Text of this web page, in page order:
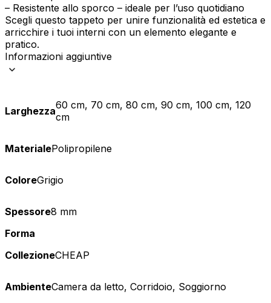
– Resistente allo sporco – ideale per l’uso quotidiano
Scegli questo tappeto per unire funzionalità ed estetica e
arricchire i tuoi interni con un elemento elegante e
pratico.
Informazioni aggiuntive
Larghezza60 cm, 70 cm, 80 cm, 90 cm, 100 cm, 120
cm
MaterialePolipropilene
ColoreGrigio
Spessore8 mm
Forma
CollezioneCHEAP
AmbienteCamera da letto, Corridoio, Soggiorno